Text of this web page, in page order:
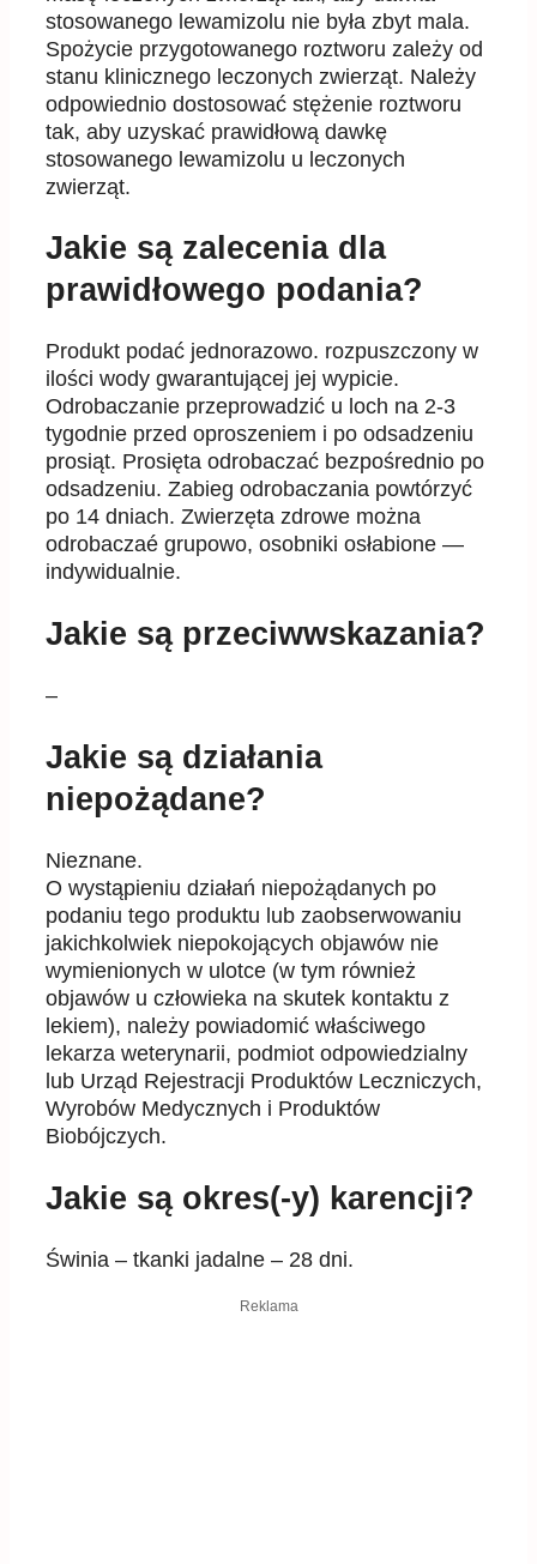
stosowanego lewamizolu nie była zbyt mala.
Spożycie przygotowanego roztworu zależy od
stanu klinicznego leczonych zwierząt. Należy
odpowiednio dostosować stężenie roztworu
tak, aby uzyskać prawidłową dawkę
stosowanego lewamizolu u leczonych
zwierząt.
Jakie są zalecenia dla
prawidłowego podania?
Produkt podać jednorazowo. rozpuszczony w
ilości wody gwarantującej jej wypicie.
Odrobaczanie przeprowadzić u loch na 2-3
tygodnie przed oproszeniem i po odsadzeniu
prosiąt. Prosięta odrobaczać bezpośrednio po
odsadzeniu. Zabieg odrobaczania powtórzyć
po 14 dniach. Zwierzęta zdrowe można
odrobaczaé grupowo, osobniki osłabione —
indywidualnie.
Jakie są przeciwwskazania?
–
Jakie są działania
niepożądane?
Nieznane.
O wystąpieniu działań niepożądanych po
podaniu tego produktu lub zaobserwowaniu
jakichkolwiek niepokojących objawów nie
wymienionych w ulotce (w tym również
objawów u człowieka na skutek kontaktu z
lekiem), należy powiadomić właściwego
lekarza weterynarii, podmiot odpowiedzialny
lub Urząd Rejestracji Produktów Leczniczych,
Wyrobów Medycznych i Produktów
Biobójczych.
Jakie są okres(-y) karencji?
Świnia – tkanki jadalne – 28 dni.
Reklama